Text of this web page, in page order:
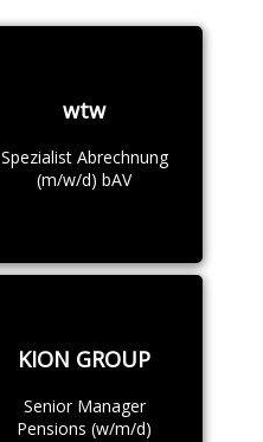
wtw
Spezialist Abrechnung
(m/w/d) bAV
KION GROUP
Senior Manager
Pensions (w/m/d)